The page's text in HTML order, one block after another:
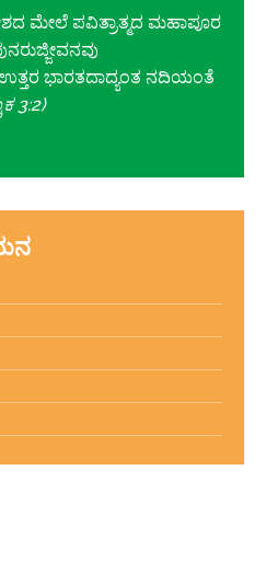
ಮೇಲೆ ಪವಿತ್ರಾತ್ಮದ ಮಹಾಪೂರ
ಭಾರತದಾದ್ಯಂತ ನದಿಯಂತೆ
3:2)